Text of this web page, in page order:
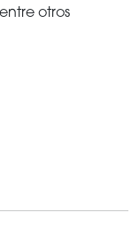
otros